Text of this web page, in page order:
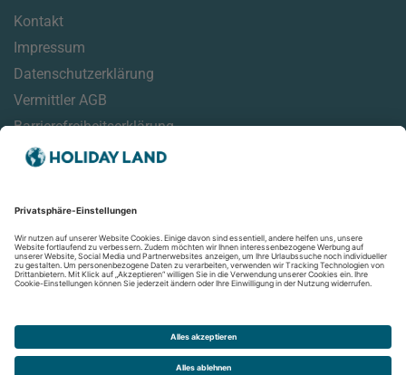
Kontakt
Impressum
Datenschutzerklärung
Vermittler AGB
Barrierefreiheitserklärung
Reisemonitor
Online Check-In Informationen
Reisehinweise
Aktuelles
Newsletter